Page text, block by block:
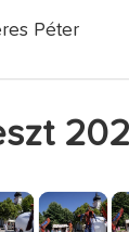
Péter